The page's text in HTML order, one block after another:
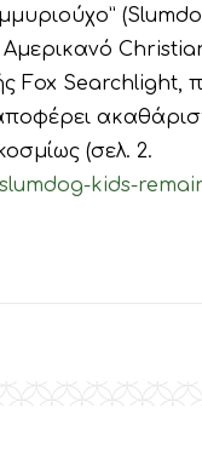
Fox
αποφέρει
(σελ. 2.
kids-